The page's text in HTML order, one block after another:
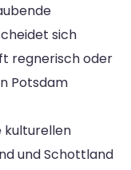
sich
regnerisch oder
Potsdam
kulturellen
und Schottland